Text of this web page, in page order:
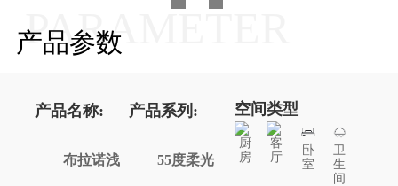
产品参数
PARAMETER
产品名称:
布拉诺浅
产品系列:
55度柔光
空间类型
厨
房
客
厅
卧
室
卫
生
间